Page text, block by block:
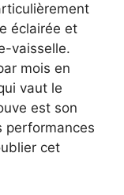
éclairée et
vaisselle.
mois en
vaut le
est son
performances
cet